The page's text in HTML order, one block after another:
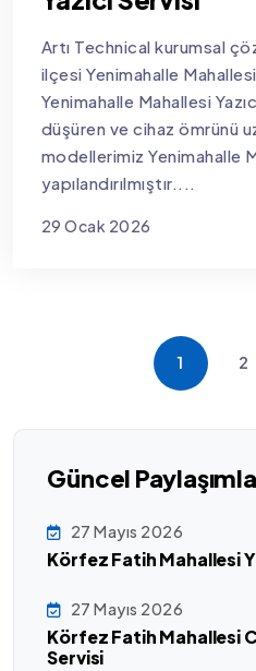
Artı Technical kurumsal
ilçesi Yenimahalle
Yenimahalle Mahallesi
düşüren ve cihaz ömrünü
modellerimiz Yenimahalle
yapılandırılmıştır....
29 Ocak 2026
1 2
Güncel
27 Mayıs 2026
Körfez Fatih Mahallesi
27 Mayıs 2026
Körfez Fatih Mahallesi
Servisi